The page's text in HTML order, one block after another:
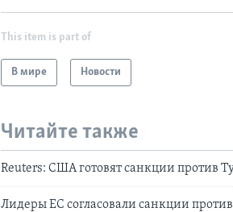
This item is part of
В мире Новости
Читайте также
Reuters: США готовят санкции против
Лидеры EC согласовали санкции